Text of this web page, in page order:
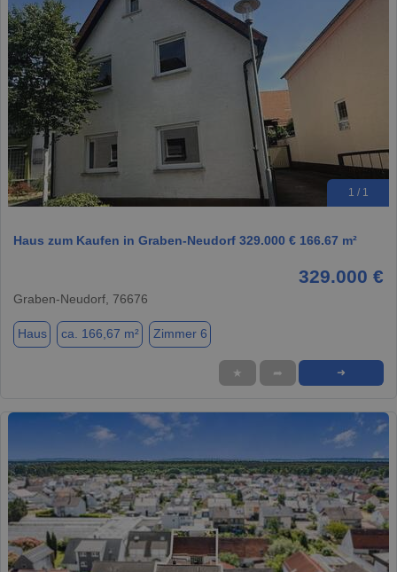
1 / 1
Haus zum Kaufen in Graben-Neudorf 329.000 € 166.67 m²
329.000 €
Graben-Neudorf, 76676
Haus ca. 166,67 m² Zimmer 6
★ ➦ ➜